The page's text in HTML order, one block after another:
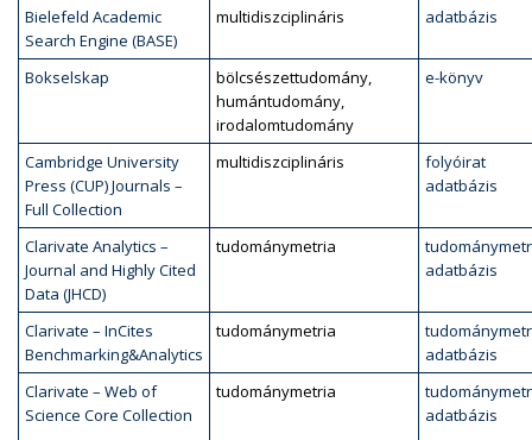
Bielefeld Academic
Search Engine (BASE)
multidiszciplináris adatbázis
Bokselskap
bölcsészettudomány,
humántudomány,
irodalomtudomány
e-könyv
Cambridge University
Press (CUP) Journals –
Full Collection
multidiszciplináris
folyóirat
adatbázis
Clarivate Analytics –
Journal and Highly Cited
Data (JHCD)
tudománymetria
adatbázis
Clarivate – InCites
Benchmarking&Analytics
tudománymetria
adatbázis
Clarivate – Web of
Science Core Collection
tudománymetria
adatbázis